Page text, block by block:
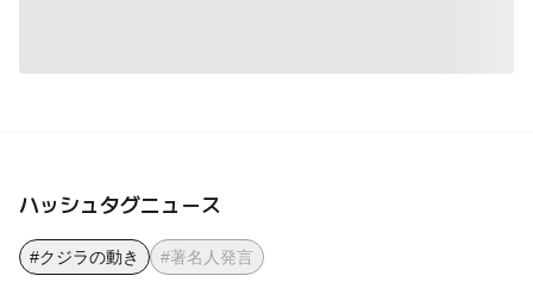
ハッシュタグニュース
#クジラの動き #著名人発言